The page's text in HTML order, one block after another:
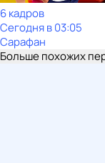
6 кадров
Сегодня в 03:05
Сарафан
Больше похожих